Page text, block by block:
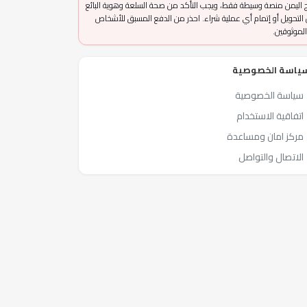
اليمن منصة وسيطة فقط، ويجب التأكد من صحة السلعة وهوية البائع
التحويل أو إتمام أي عملية شراء. احذر من الدفع المسبق للأشخاص
الخصوصية
سياسة الخصوصية
اتفاقية الاستخدام
مركز امان ومساعدة
الاتصال والتواصل